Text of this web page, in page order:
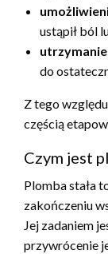
ustąpił ból
do
Z tego
częścią
Czym jest
Plomba stała
zakończeniu
Jej zadaniem
przywrócenie